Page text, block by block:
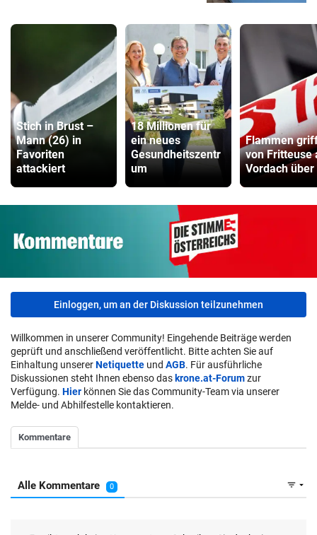
Stich in Brust –
Mann (26) in
Favoriten
attackiert
18 Millionen für
ein neues
Gesundheitszentr
um
Flammen
von Fritteuse
Vordach über
Einloggen, um an der Diskussion teilzunehmen
Willkommen in unserer Community! Eingehende Beiträge werden
geprüft und anschließend veröffentlicht. Bitte achten Sie auf
Einhaltung unsererNetiquette und AGB. Für ausführliche
Diskussionen steht Ihnen ebenso das krone.at-Forumzur
Verfügung. Hier können Sie das Community-Team via unserer
Melde- und Abhilfestelle kontaktieren.